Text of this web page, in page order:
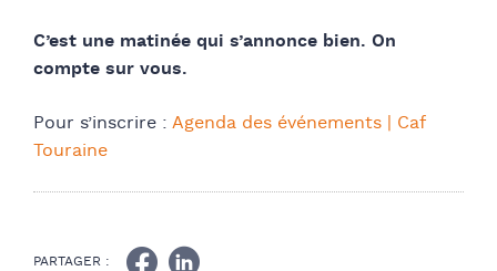
C’est une matinée qui s’annonce bien. On
compte sur vous.
Pour s’inscrire : Agenda des événements | Caf
Touraine
PARTAGER :